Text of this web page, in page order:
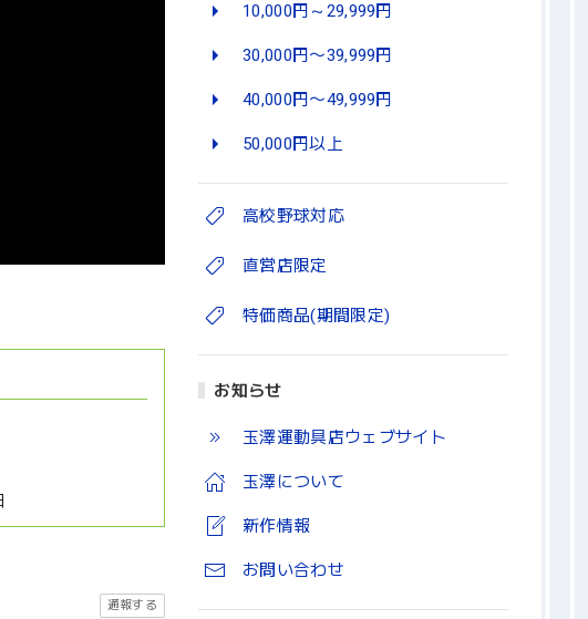
10,000円～29,999円
30,000円〜39,999円
40,000円〜49,999円
50,000円以上
高校野球対応
直営店限定
特価商品(期間限定)
お知らせ
玉澤運動具店ウェブサイト
玉澤について
新作情報
お問い合わせ
通報する